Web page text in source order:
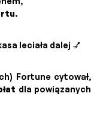
.
leciała dalej 💅
Fortune cytował,
dla powiązanych